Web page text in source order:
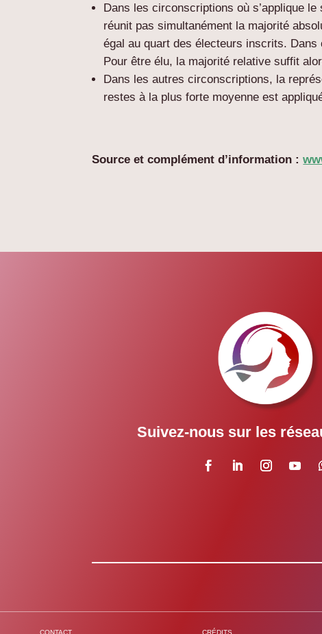
Dans les circonscriptions où s’applique
réunit pas simultanément la majorité
égal au quart des électeurs inscrits.
Pour être élu, la majorité relative suffit
Dans les autres circonscriptions, la
restes à la plus forte moyenne est
Source et complément d’information :
Suivez-nous sur les
CONTACT CRÉDITS